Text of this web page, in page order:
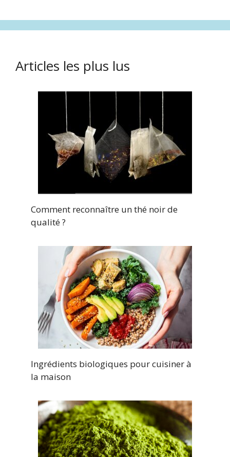
Articles les plus lus
Comment reconnaître un thé noir de
qualité ?
Ingrédients biologiques pour cuisiner à
la maison